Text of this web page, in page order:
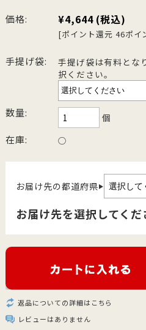
価格: ¥4,644 (税込)
[ポイント還元 46ポイ
手提げ袋:
手提げ袋は有料とな
択ください。
数量: 個
在庫: ○
お届け先の都道府県▶
お届け先を選択してくだ
返品についての詳細はこちら
レビューはありません